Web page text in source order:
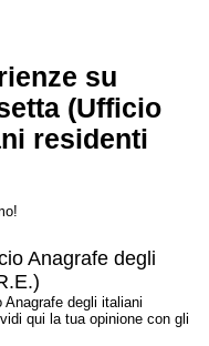
su
(Ufficio
residenti
Anagrafe degli
degli italiani
qui la tua opinione con gli